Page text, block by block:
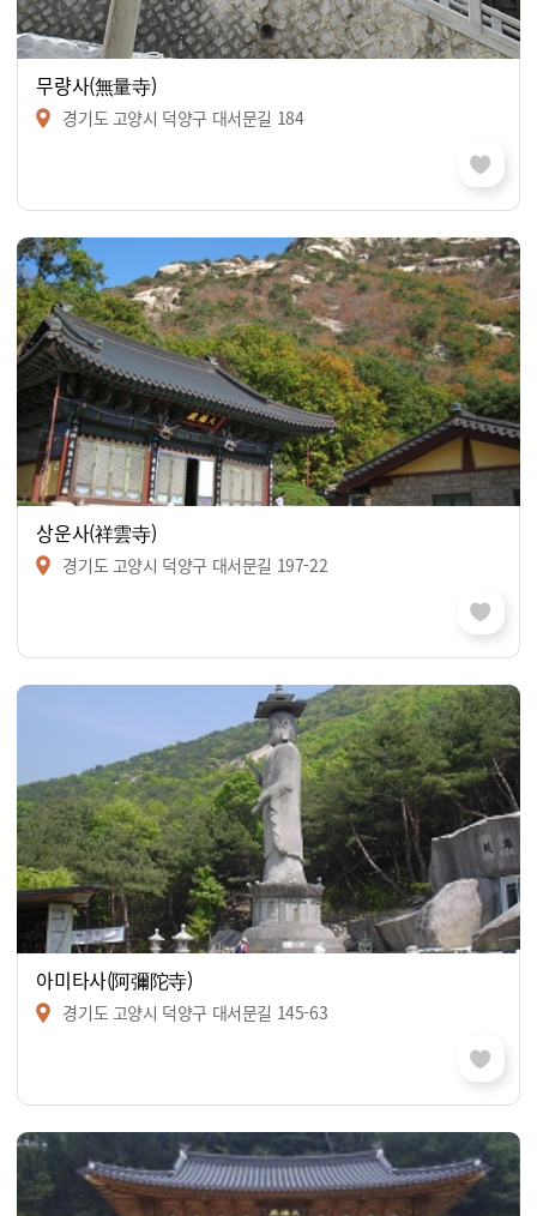
무량사(無量寺)
경기도 고양시 덕양구 대서문길 184
상운사(祥雲寺)
경기도 고양시 덕양구 대서문길 197-22
아미타사(阿彌陀寺)
경기도 고양시 덕양구 대서문길 145-63